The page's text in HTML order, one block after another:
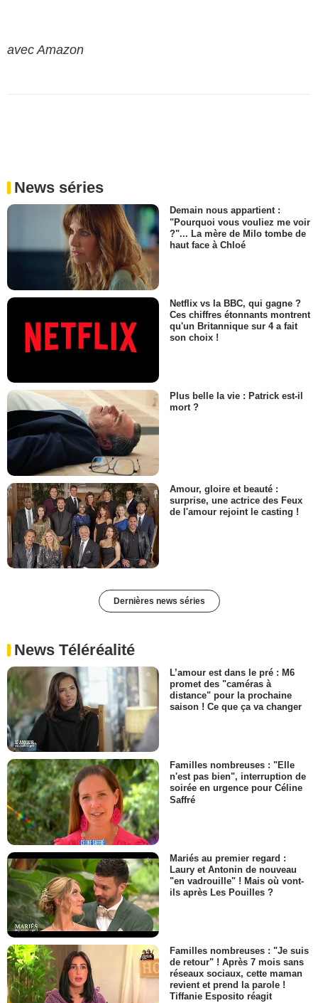
avec Amazon
News séries
Demain nous appartient :
"Pourquoi vous vouliez me voir
?"... La mère de Milo tombe de
haut face à Chloé
Netflix vs la BBC, qui gagne ?
Ces chiffres étonnants montrent
qu'un Britannique sur 4 a fait
son choix !
Plus belle la vie : Patrick est-il
mort ?
Amour, gloire et beauté :
surprise, une actrice des Feux
de l'amour rejoint le casting !
Dernières news séries
News Téléréalité
L’amour est dans le pré : M6
promet des "caméras à
distance" pour la prochaine
saison ! Ce que ça va changer
Familles nombreuses : "Elle
n'est pas bien", interruption de
soirée en urgence pour Céline
Saffré
Mariés au premier regard :
Laury et Antonin de nouveau
"en vadrouille" ! Mais où vont-
ils après Les Pouilles ?
Familles nombreuses : "Je suis
de retour" ! Après 7 mois sans
réseaux sociaux, cette maman
revient et prend la parole !
Tiffanie Esposito réagit